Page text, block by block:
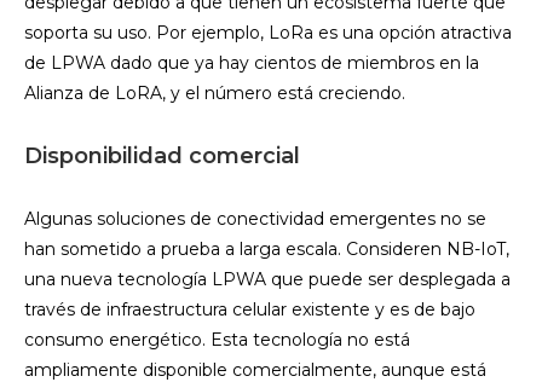
soporta su uso. Por ejemplo, LoRa es una opción atractiva
de LPWA dado que ya hay cientos de miembros en la
Alianza de LoRA, y el número está creciendo.
Disponibilidad comercial
Algunas soluciones de conectividad emergentes no se
han sometido a prueba a larga escala. Consideren NB-IoT,
una nueva tecnología LPWA que puede ser desplegada a
través de infraestructura celular existente y es de bajo
consumo energético. Esta tecnología no está
ampliamente disponible comercialmente, aunque está